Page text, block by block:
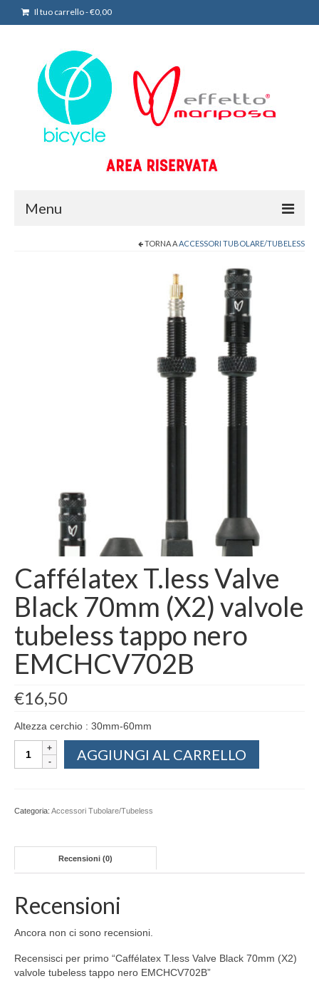
Il tuo carrello-€0,00
Menu
SHOP ONLINE – AREA RIVENDITORI
TORNA AACCESSORI TUBOLARE/TUBELESS
Caffélatex T.less Valve
Black 70mm (X2) valvole
tubeless tappo nero
EMCHCV702B
€16,50
Altezza cerchio : 30mm-60mm
Caffélatex
T.less
(X2)
tubeless
nero
quantità
AGGIUNGI AL CARRELLO
Categoria: Accessori Tubolare/Tubeless
Recensioni (0)
Recensioni
Ancora non ci sono recensioni.
Recensisci per primo “Caffélatex T.less Valve Black 70mm (X2)
valvole tubeless tappo nero EMCHCV702B”